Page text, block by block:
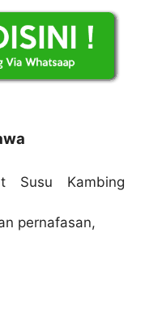
Susu Kambing
pernafasan,